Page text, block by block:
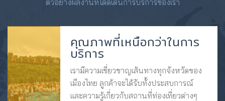
ตัวอย่างผลงานที่โดดเด่นการบริการของเรา
คุณภาพที่เหนือกว่าในการ
บริการ
เรามีความเชี่ยวชาญเส้นทางทุกจังหวัดของ
เมืองไทย ลูกค้าจะได้รับทั้งประสบการณ์
และความรู้เกี่ยวกับสถานที่ท่องเที่ยวต่างๆ